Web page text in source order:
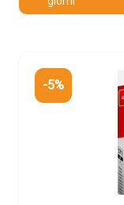
-5%